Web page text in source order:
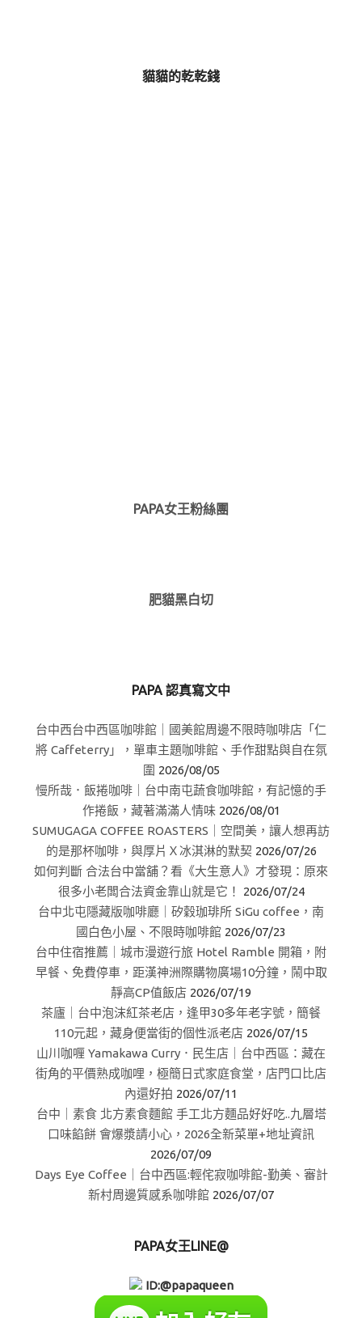
貓貓的乾乾錢
PAPA女王粉絲團
肥貓黑白切
PAPA 認真寫文中
台中西台中西區咖啡館｜國美館周邊不限時咖啡店「仁
將 Caffeterry」，單車主題咖啡館、手作甜點與自在氛
圍 2026/08/05
慢所哉．飯捲咖啡｜台中南屯蔬食咖啡館，有記憶的手
作捲飯，藏著滿滿人情味 2026/08/01
SUMUGAGA COFFEE ROASTERS｜空間美，讓人想再訪
的是那杯咖啡，與厚片Ｘ冰淇淋的默契 2026/07/26
如何判斷 合法台中當舖？看《大生意人》才發現：原來
很多小老闆合法資金靠山就是它！
2026/07/24
台中北屯隱藏版咖啡廳｜矽穀珈琲所 SiGu coffee，南
國白色小屋、不限時咖啡館 2026/07/23
台中住宿推薦｜城市漫遊行旅 Hotel Ramble 開箱，附
早餐、免費停車，距漢神洲際購物廣場10分鐘，鬧中取
靜高CP值飯店 2026/07/19
茶廬｜台中泡沫紅茶老店，逢甲30多年老字號，簡餐
110元起，藏身便當街的個性派老店 2026/07/15
山川咖喱 Yamakawa Curry．民生店｜台中西區：藏在
街角的平價熟成咖哩，極簡日式家庭食堂，店門口比店
內還好拍 2026/07/11
台中｜素食 北方素食麵館 手工北方麵品好好吃..九層塔
口味餡餅 會爆漿請小心，2026全新菜單+地址資訊
2026/07/09
Days Eye Coffee｜台中西區:輕侘寂咖啡館-勤美、審計
新村周邊質感系咖啡館 2026/07/07
PAPA女王LINE@
ID:@papaqueen